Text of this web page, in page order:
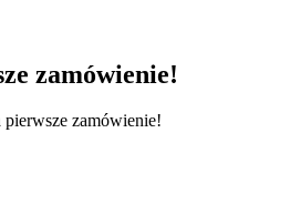
zamówienie!
zamówienie!